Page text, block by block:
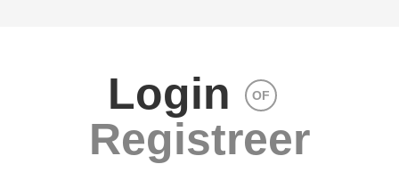
Login OF
Registreer